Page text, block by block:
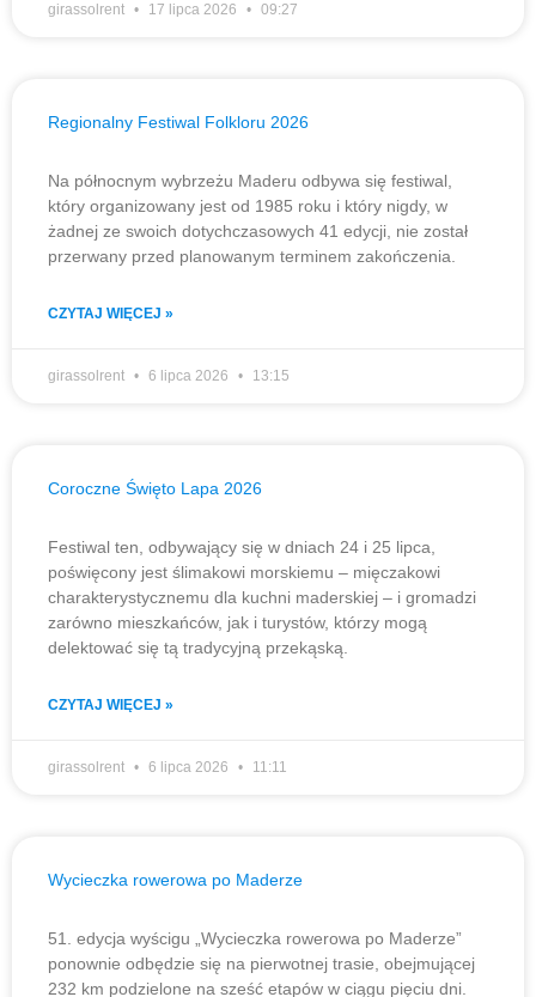
girassolrent 17 lipca 2026 09:27
Regionalny Festiwal Folkloru 2026
Na północnym wybrzeżu Maderu odbywa się festiwal,
który organizowany jest od 1985 roku i który nigdy, w
żadnej ze swoich dotychczasowych 41 edycji, nie został
przerwany przed planowanym terminem zakończenia.
CZYTAJ WIĘCEJ »
girassolrent 6 lipca 2026 13:15
Coroczne Święto Lapa 2026
Festiwal ten, odbywający się w dniach 24 i 25 lipca,
poświęcony jest ślimakowi morskiemu – mięczakowi
charakterystycznemu dla kuchni maderskiej – i gromadzi
zarówno mieszkańców, jak i turystów, którzy mogą
delektować się tą tradycyjną przekąską.
CZYTAJ WIĘCEJ »
girassolrent 6 lipca 2026 11:11
Wycieczka rowerowa po Maderze
51. edycja wyścigu „Wycieczka rowerowa po Maderze”
ponownie odbędzie się na pierwotnej trasie, obejmującej
232 km podzielone na sześć etapów w ciągu pięciu dni.